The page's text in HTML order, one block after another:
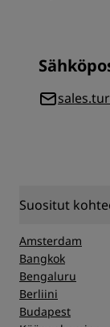
Suositut
Amsterdam
Bangkok
Bengaluru
Berliini
Budapest